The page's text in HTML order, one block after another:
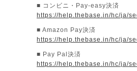
■ コンビニ・Pay-easy決済
https://help.thebase.in/hc/ja/
■ Amazon Pay決済
https://help.thebase.in/hc/ja/
■ Pay Pal決済
https://help.thebase.in/hc/ja/